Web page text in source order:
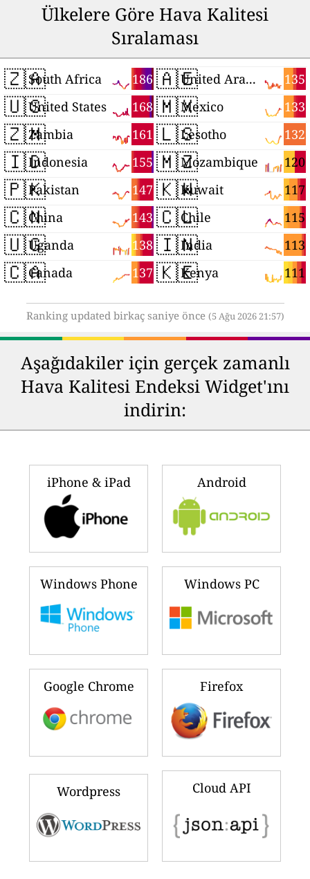
Ülkelere Göre Hava Kalitesi
Sıralaması
🇿🇦 186
South Africa
🇺🇸 168
United States
🇿🇲 161
Zambia
🇮🇩 155
Indonesia
🇵🇰 147
Pakistan
🇨🇳 143
China
🇺🇬 138
Uganda
🇨🇦 137
Canada
🇦🇪 135
United Arab Emirates
🇲🇽 133
Mexico
🇱🇸 132
Lesotho
🇲🇿 120
Mozambique
🇰🇼 117
Kuwait
🇨🇱 115
Chile
🇮🇳 113
India
🇰🇪 111
Kenya
Ranking updated birkaç saniye önce (5 Ağu 2026 21:57)
Aşağıdakiler için gerçek zamanlı
Hava Kalitesi Endeksi Widget'ını
indirin:
iPhone & iPad Android
Windows Phone Windows PC
Google Chrome Firefox
Wordpress Cloud API